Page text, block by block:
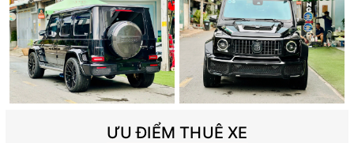
ƯU ĐIỂM THUÊ XE